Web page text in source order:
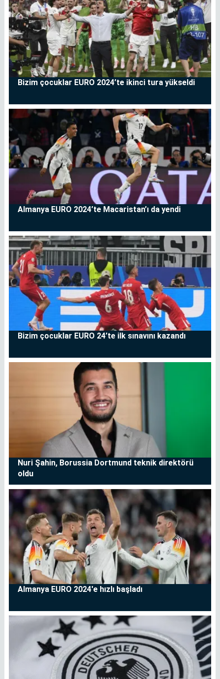
Bizim çocuklar EURO 2024’te ikinci tura yükseldi
Almanya EURO 2024’te Macaristan’ı da yendi
Bizim çocuklar EURO 24’te ilk sınavını kazandı
Nuri Şahin, Borussia Dortmund teknik direktörü
oldu
Almanya EURO 2024'e hızlı başladı